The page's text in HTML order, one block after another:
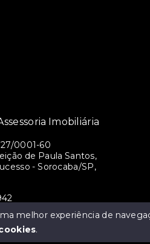
Imobiliária
0001-60
de Paula Santos,
- Sorocaba/SP,
melhor experiência de
.